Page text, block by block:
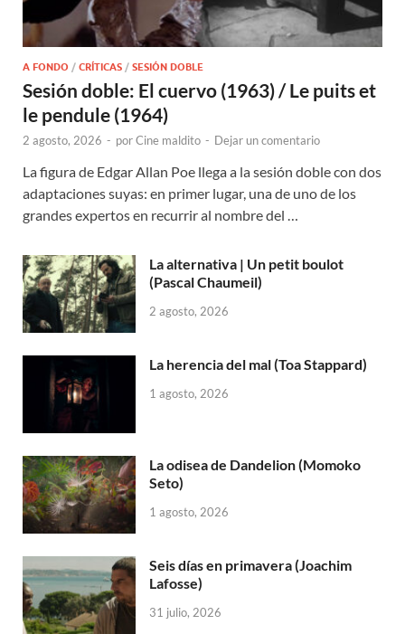
A FONDO / CRÍTICAS / SESIÓN DOBLE
Sesión doble: El cuervo (1963) / Le puits et
le pendule (1964)
2 agosto, 2026 - porCine maldito - Dejar un comentario
La figura de Edgar Allan Poe llega a la sesión doble con dos
adaptaciones suyas: en primer lugar, una de uno de los
grandes expertos en recurrir al nombre del …
La alternativa | Un petit boulot
(Pascal Chaumeil)
2 agosto, 2026
La herencia del mal (Toa Stappard)
1 agosto, 2026
La odisea de Dandelion (Momoko
Seto)
1 agosto, 2026
Seis días en primavera (Joachim
Lafosse)
31 julio, 2026